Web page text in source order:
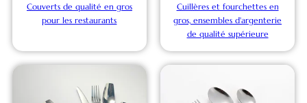
Couverts de qualité en gros
pour les restaurants
Cuillères et fourchettes en
gros, ensembles d'argenterie
de qualité supérieure